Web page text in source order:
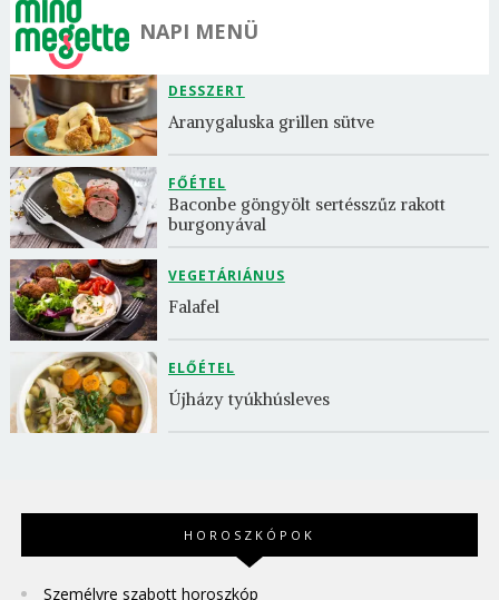
NAPI MENÜ
DESSZERT
Aranygaluska grillen sütve
FŐÉTEL
Baconbe göngyölt sertésszűz rakott
burgonyával
VEGETÁRIÁNUS
Falafel
ELŐÉTEL
Újházy tyúkhúsleves
HOROSZKÓPOK
Személyre szabott horoszkóp